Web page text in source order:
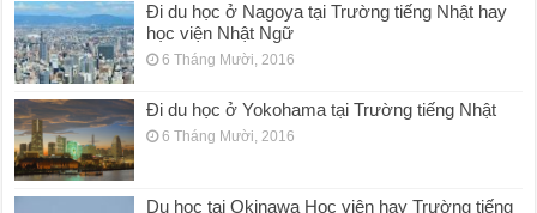
Đi du học ở Nagoya tại Trường tiếng Nhật hay
học viện Nhật Ngữ
6 Tháng Mười, 2016
Đi du học ở Yokohama tại Trường tiếng Nhật
6 Tháng Mười, 2016
Du học tại Okinawa Học viện hay Trường tiếng